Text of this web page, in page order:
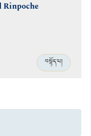
Rinpoche
བསྟོད་པ།